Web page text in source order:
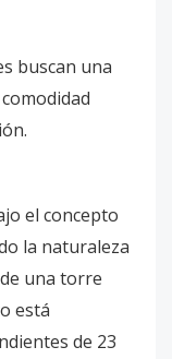
buscan una
el concepto
la naturaleza
una torre
está
de 23